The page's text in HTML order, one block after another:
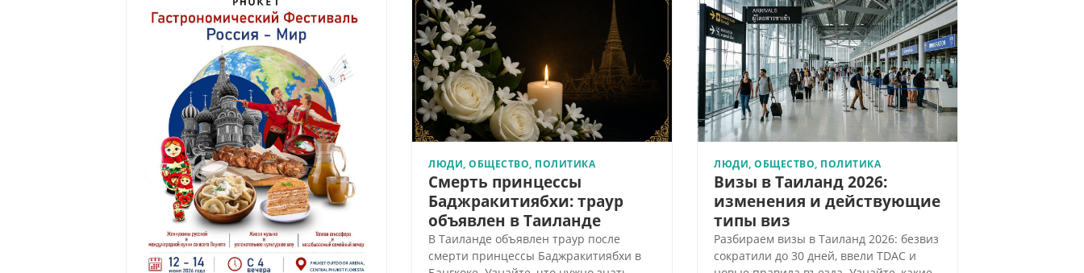
ЛЮДИ, ОБЩЕСТВО, ПОЛИТИКА
Смерть принцессы
Баджракитиябхи: траур
объявлен в Таиланде
В Таиланде объявлен траур после
смерти принцессы Баджракитиябхи в
ЛЮДИ, ОБЩЕСТВО, ПОЛИТИКА
Визы в Таиланд 2026:
изменения и действующие
типы виз
Разбираем визы в Таиланд 2026: безвиз
сократили до 30 дней, ввели TDAC и